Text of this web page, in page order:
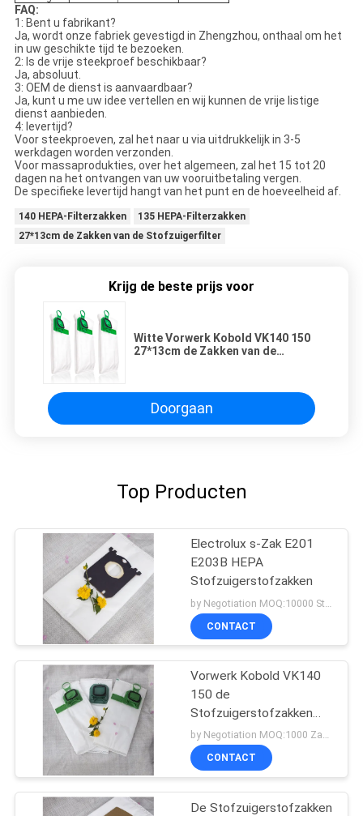
FAQ:
1: Bent u fabrikant?
Ja, wordt onze fabriek gevestigd in Zhengzhou, onthaal om het
in uw geschikte tijd te bezoeken.
2: Is de vrije steekproef beschikbaar?
Ja, absoluut.
3: OEM de dienst is aanvaardbaar?
Ja, kunt u me uw idee vertellen en wij kunnen de vrije listige
dienst aanbieden.
4: levertijd?
Voor steekproeven, zal het naar u via uitdrukkelijk in 3-5
werkdagen worden verzonden.
Voor massaprodukties, over het algemeen, zal het 15 tot 20
dagen na het ontvangen van uw vooruitbetaling vergen.
De specifieke levertijd hangt van het punt en de hoeveelheid af.
140 HEPA-Filterzakken
135 HEPA-Filterzakken
27*13cm de Zakken van de Stofzuigerfilter
Krijg de beste prijs voor
Witte Vorwerk Kobold VK140 150
27*13cm de Zakken van de
Doorgaan
Top Producten
Electrolux s-Zak E201
E203B HEPA
Stofzuigerstofzakken
CONTACT
Vorwerk Kobold VK140
150 de
Stofzuigerstofzakken
van HEPA
by Negotiation MOQ:1000 Zak/Zakken
CONTACT
De Stofzuigerstofzakken